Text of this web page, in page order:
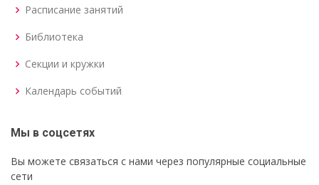
Расписание занятий
Библиотека
Секции и кружки
Календарь событий
Мы в соцсетях
Вы можете связаться с нами через популярные социальные
сети